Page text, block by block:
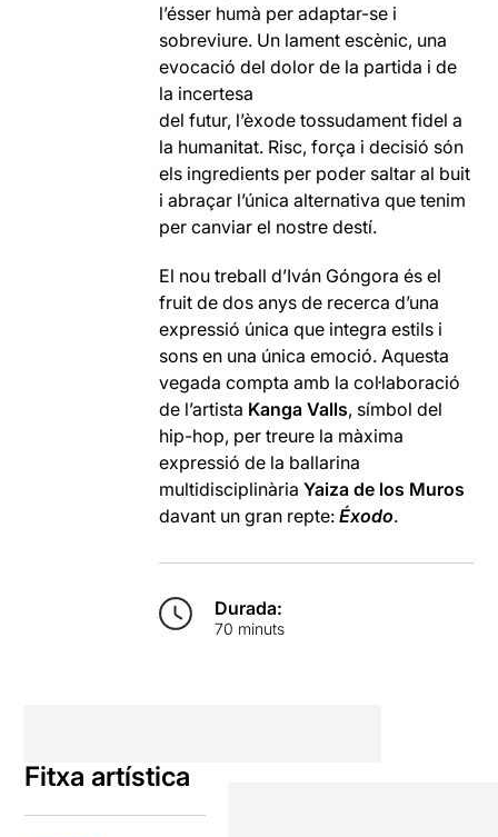
l’ésser humà per adaptar-se i
sobreviure. Un lament escènic, una
evocació del dolor de la partida i de
la incertesa
del futur, l’èxode tossudament fidel a
la humanitat. Risc, força i decisió són
els ingredients per poder saltar al buit
i abraçar l’única alternativa que tenim
per canviar el nostre destí.
El nou treball d’Iván Góngora és el
fruit de dos anys de recerca d’una
expressió única que integra estils i
sons en una única emoció. Aquesta
vegada compta amb la col·laboració
de l’artista Kanga Valls, símbol del
hip-hop, per treure la màxima
expressió de la ballarina
multidisciplinàriaYaiza de los Muros
davant un gran repte:Éxodo.
Durada:
70 minuts
Fitxa artística